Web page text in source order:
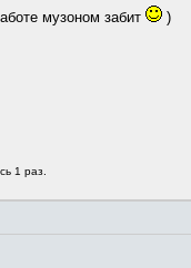
музоном забит )
1 раз.